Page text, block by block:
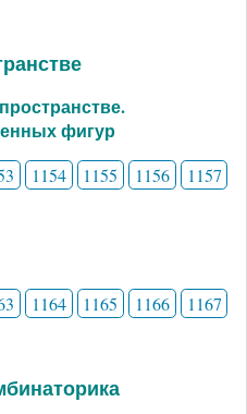
фигур
1154 1155 1156
1157
1164 1165 1166
1167